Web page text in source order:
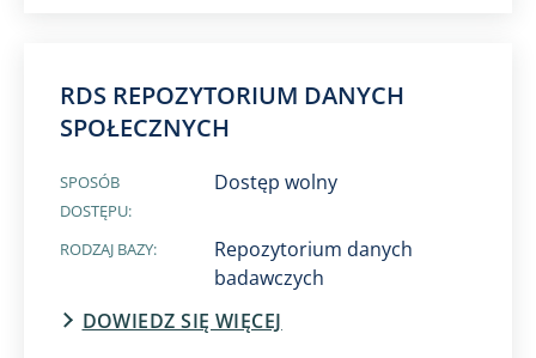
RDS REPOZYTORIUM DANYCH
SPOŁECZNYCH
SPOSÓB
DOSTĘPU:
Dostęp wolny
RODZAJ BAZY:
Repozytorium danych
badawczych
DOWIEDZ SIĘ WIĘCEJ